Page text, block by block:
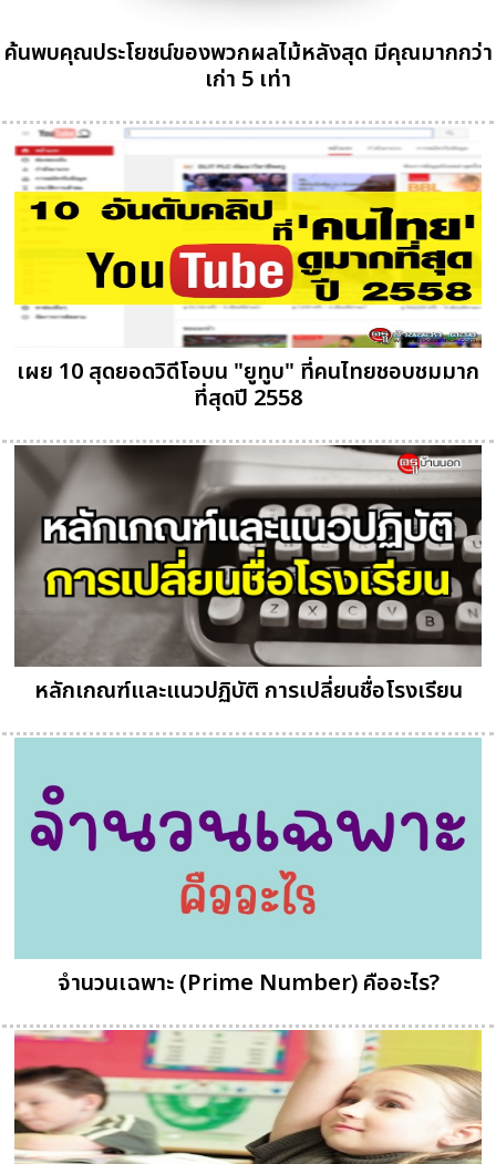
ค้นพบคุณประโยชน์ของพวกผลไม้หลังสุด มีคุณมากกว่า
เก่า 5 เท่า
เผย 10 สุดยอดวิดีโอบน "ยูทูบ" ที่คนไทยชอบชมมาก
ที่สุดปี 2558
หลักเกณฑ์และแนวปฏิบัติ การเปลี่ยนชื่อโรงเรียน
จำนวนเฉพาะ (Prime Number) คืออะไร?